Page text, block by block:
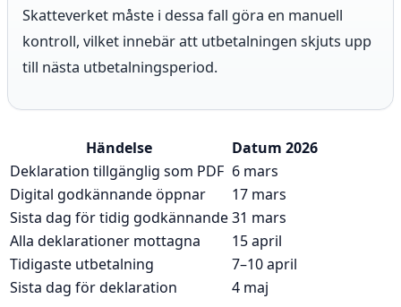
Skatteverket måste i dessa fall göra en manuell
kontroll, vilket innebär att utbetalningen skjuts upp
till nästa utbetalningsperiod.
Händelse
Datum 2026
Deklaration tillgänglig som PDF 6 mars
Digital godkännande öppnar
17 mars
Sista dag för tidig godkännande31 mars
Alla deklarationer mottagna
15 april
Tidigaste utbetalning
7–10 april
Sista dag för deklaration
4 maj